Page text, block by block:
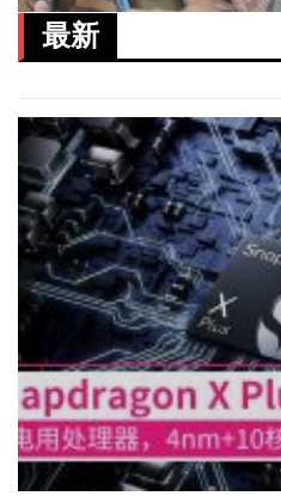
最新